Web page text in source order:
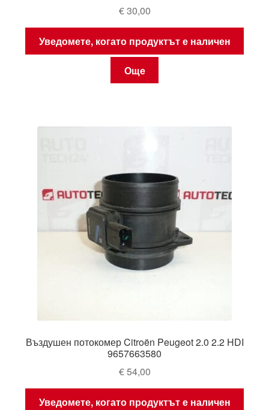
€30,00
Уведомете, когато продуктът е наличен
Още
Въздушен потокомер Citroën Peugeot 2.0 2.2 HDI
9657663580
€54,00
Уведомете, когато продуктът е наличен